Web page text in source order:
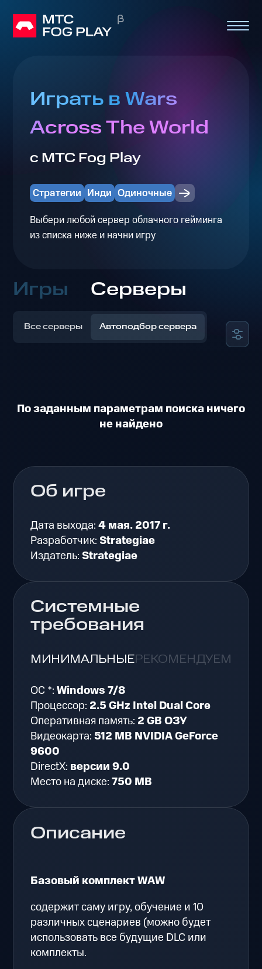
Играть в Wars
Across The World
с МТС Fog Play
Стратегии Инди Одиночные
Выбери любой сервер облачного гейминга
из списка ниже и начни игру
Игры Серверы
Все серверы Автоподбор сервера
По заданным параметрам поиска ничего
не найдено
Описание
Базовый комплект WAW
содержит саму игру, обучение и 10
различных сценариев (можно будет
использовать все будущие DLC или
комплекты.
Об игре
Дата выхода:4 мая. 2017 г.
Разработчик:Strategiae
Издатель:Strategiae
Системные
требования
МИНИМАЛЬНЫЕРЕКОМЕНДУЕМЫЕ
ОС *:Windows 7/8
Процессор: 2.5 GHz Intel Dual Core
Оперативная память: 2 GB ОЗУ
Видеокарта:512 MB NVIDIA GeForce
9600
DirectX: версии 9.0
Место на диске:750 MB